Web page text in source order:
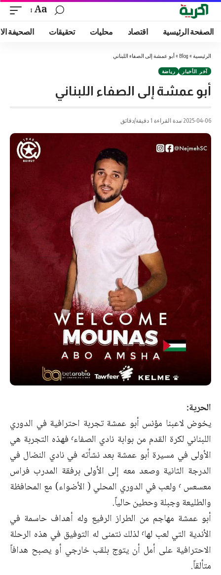
Aa
الصفحة الرئيسية اقتصاد محليات تحقيقات الصحيفة
الرئيسية »
Blog
»أبو عمشة إلى الصفاء اللبناني
آخر الأخبار رياضة
أبو عمشة إلى الصفاء اللبناني
2025-04-06 مدة القراءة 1 دقيقة/دقائق
الحرية:
يخوض لاعبنا مؤنس أبو عمشة تجربة احترافية في الدوري
اللبناني لكرة القدم من بوابة نادي الصفاء٬ فهذه التجربة هي
الأولى في مسيرة أبو عمشة بعد نشأته في نادي النضال في
الدرجة الثانية وصعد معه إلى الأولى برفقة المدرب فراس
معسعس ٬ ولعب في الدوري المحلي ( الأضواء) مع المحافظة
والطليعة وجبلة وحطين حالياً.
أبو عمشة مهاجم من الطراز الرفيع وله أهداف حاسمة في
الأندية التي لعب لها٬ لذلك نتمنى له التوفيق في هذه الرحلة
الاحترافية على أمل أن يتوج بلقب خارجي أو يصبح هدافاً
متألقاً.